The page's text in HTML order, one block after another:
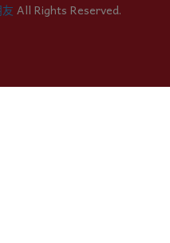
All Rights Reserved.